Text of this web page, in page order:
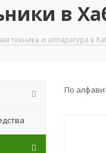
в
техника и аппаратура в
По